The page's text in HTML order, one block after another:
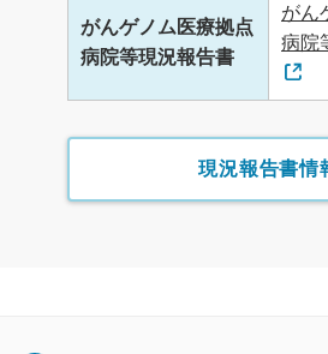
がんゲノム医療拠点
病院等現況報告書
がん
病院
現況報告書情